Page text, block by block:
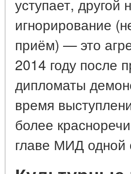
уступает, другой
игнорирование
приём) — это
2014 году после
дипломаты
время
более
главе МИД